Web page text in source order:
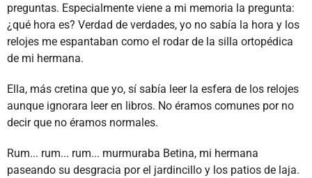
preguntas. Especialmente viene a mi memoria la pregunta:
¿qué hora es? Verdad de verdades, yo no sabía la hora y los
relojes me espantaban como el rodar de la silla ortopédica
de mi hermana.
Ella, más cretina que yo, sí sabía leer la esfera de los relojes
aunque ignorara leer en libros. No éramos comunes por no
decir que no éramos normales.
Rum... rum... rum... murmuraba Betina, mi hermana
paseando su desgracia por el jardincillo y los patios de laja.